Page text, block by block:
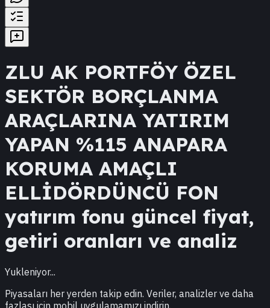
ZLU AK PORTFÖY ÖZEL
SEKTÖR BORÇLANMA
ARAÇLARINA YATIRIM
YAPAN %115 ANAPARA
KORUMA AMAÇLI
ELLİDÖRDÜNCÜ FON
yatırım fonu güncel fiyat,
getiri oranları ve analiz
Yukleniyor...
Piyasaları her yerden takip edin. Veriler, analizler ve daha
fazlası için mobil uygulamamızı indirin.